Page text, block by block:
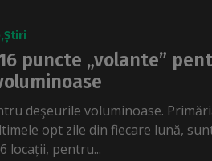
Știri
puncte „volante”
deşeurile voluminoase.
opt zile din fiecare lună,
locații, pentru...